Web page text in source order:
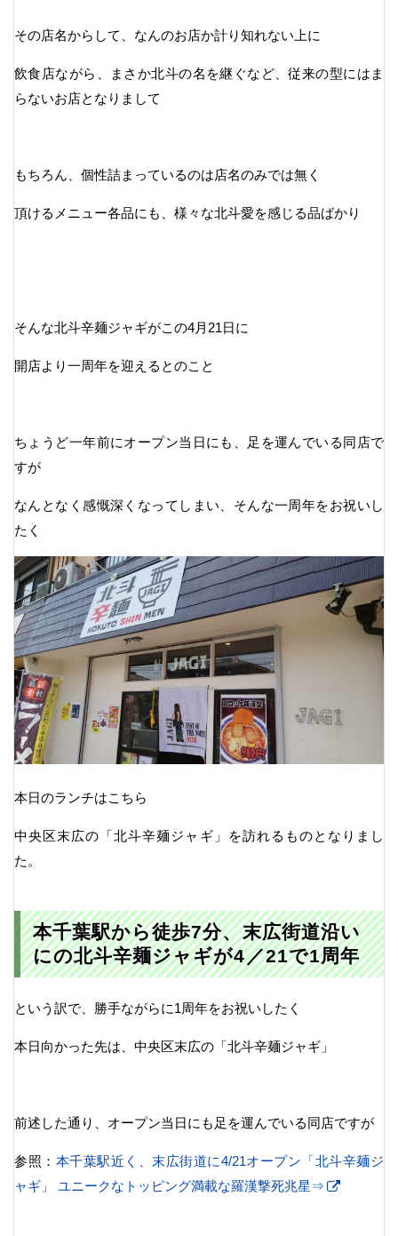
その店名からして、なんのお店か計り知れない上に
飲食店ながら、まさか北斗の名を継ぐなど、従来の型にはま
らないお店となりまして
もちろん、個性詰まっているのは店名のみでは無く
頂けるメニュー各品にも、様々な北斗愛を感じる品ばかり
そんな北斗辛麺ジャギがこの4月21日に
開店より一周年を迎えるとのこと
ちょうど一年前にオープン当日にも、足を運んでいる同店で
すが
なんとなく感慨深くなってしまい、そんな一周年をお祝いし
たく
本日のランチはこちら
中央区末広の「北斗辛麺ジャギ」を訪れるものとなりまし
た。
本千葉駅から徒歩7分、末広街道沿い
にの北斗辛麺ジャギが4／21で1周年
という訳で、勝手ながらに1周年をお祝いしたく
本日向かった先は、中央区末広の「北斗辛麺ジャギ」
前述した通り、オープン当日にも足を運んでいる同店ですが
参照： 本千葉駅近く、末広街道に4/21オープン「北斗辛麺ジ
ャギ」 ユニークなトッピング満載な羅漢撃死兆星⇒